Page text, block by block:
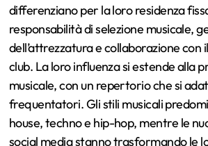
differenziano per la loro residenza
responsabilità di selezione musicale,
dell’attrezzatura e collaborazione con
club. La loro influenza si estende alla
musicale, con un repertorio che si
frequentatori. Gli stili musicali
house, techno e hip-hop, mentre le
social media stanno trasformando le